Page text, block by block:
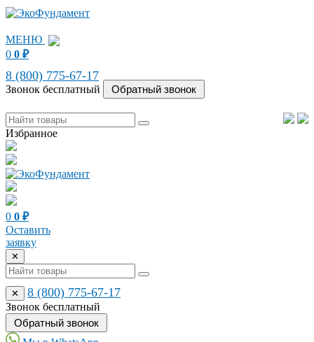
МЕНЮ
0 0 ₽
8 (800) 775-67-17
Звонок бесплатный
Избранное
0 0 ₽
Оставить
заявку
✕
✕ 8 (800) 775-67-17
Звонок бесплатный